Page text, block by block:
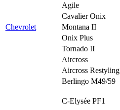
Chevrolet
Agile
Cavalier Onix
Montana II
Onix Plus
Tornado II
Aircross
Aircross Restyling
Berlingo M49/59
C-Elysée PF1